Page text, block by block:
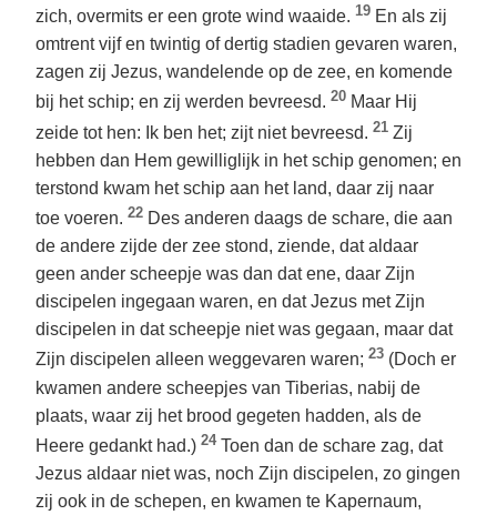
zich, overmits er een grote wind waaide. 19 En als zij
omtrent vijf en twintig of dertig stadien gevaren waren,
zagen zij Jezus, wandelende op de zee, en komende
bij het schip; en zij werden bevreesd. 20 Maar Hij
zeide tot hen: Ik ben het; zijt niet bevreesd. 21 Zij
hebben dan Hem gewilliglijk in het schip genomen; en
terstond kwam het schip aan het land, daar zij naar
toe voeren. 22 Des anderen daags de schare, die aan
de andere zijde der zee stond, ziende, dat aldaar
geen ander scheepje was dan dat ene, daar Zijn
discipelen ingegaan waren, en dat Jezus met Zijn
discipelen in dat scheepje niet was gegaan, maar dat
Zijn discipelen alleen weggevaren waren; 23 (Doch er
kwamen andere scheepjes van Tiberias, nabij de
plaats, waar zij het brood gegeten hadden, als de
Heere gedankt had.) 24 Toen dan de schare zag, dat
Jezus aldaar niet was, noch Zijn discipelen, zo gingen
zij ook in de schepen, en kwamen te Kapernaum,